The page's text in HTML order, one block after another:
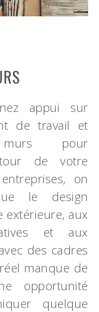
appui sur
de travail et
pour
de votre
on
le design
extérieure, aux
et aux
des cadres
manque de
opportunité
quelque